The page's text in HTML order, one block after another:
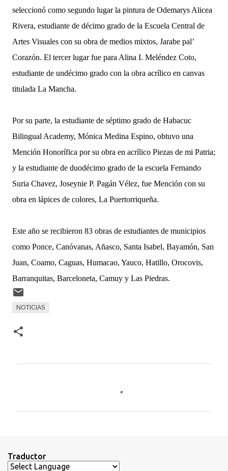
seleccionó como segundo lugar la pintura de Odemarys Alicea
Rivera, estudiante de décimo grado de la Escuela Central de
Artes Visuales con su obra de medios mixtos, Jarabe pal’
Corazón. El tercer lugar fue para Alina I. Meléndez Coto,
estudiante de undécimo grado con la obra acrílico en canvas
titulada La Mancha.
Por su parte, la estudiante de séptimo grado de Habacuc
Bilingual Academy, Mónica Medina Espino, obtuvo una
Mención Honorífica por su obra en acrílico Piezas de mi Patria;
y la estudiante de duodécimo grado de la escuela Fernando
Suria Chavez, Joseynie P. Pagán Vélez, fue Mención con su
obra en lápices de colores, La Puertorriqueña.
Este año se recibieron 83 obras de estudiantes de municipios
como Ponce, Canóvanas, Añasco, Santa Isabel, Bayamón, San
Juan, Coamo, Caguas, Humacao, Yauco, Hatillo, Orocovis,
Barranquitas, Barceloneta, Camuy y Las Piedras.
NOTICIAS
a
Traductor